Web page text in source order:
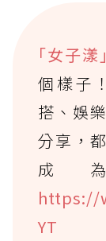
｢女子漾
個樣子
搭、娛
分享，
成
https://